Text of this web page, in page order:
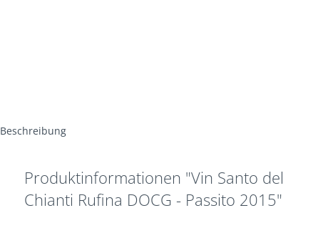
Beschreibung
Produktinformationen "Vin Santo del
Chianti Rufina DOCG - Passito 2015"